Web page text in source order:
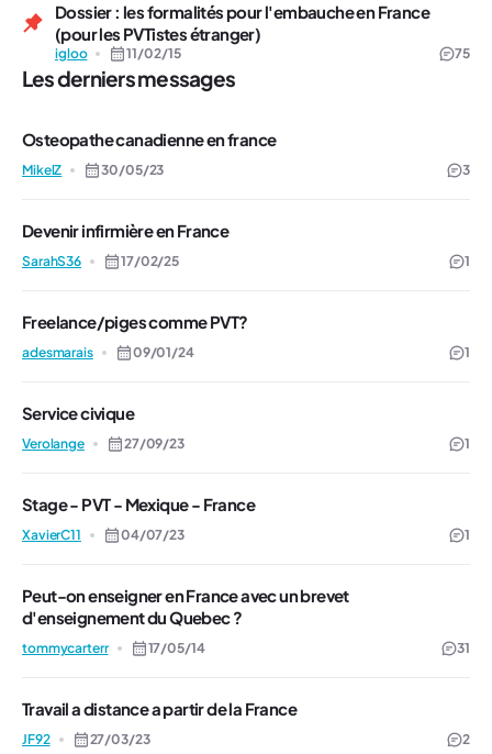
Dossier : les formalités pour l'embauche en France
(pour les PVTistes étranger)
igloo 11/02/15 75
Les derniers messages
Osteopathe canadienne en france
MikelZ 30/05/23 3
Devenir infirmière en France
SarahS36 17/02/25 1
Freelance/piges comme PVT?
adesmarais 09/01/24 1
Service civique
Verolange 27/09/23 1
Stage - PVT - Mexique - France
XavierC11 04/07/23 1
Peut-on enseigner en France avec un brevet
d'enseignement du Quebec ?
tommycarterr 17/05/14 31
Travail a distance a partir de la France
JF92 27/03/23 2